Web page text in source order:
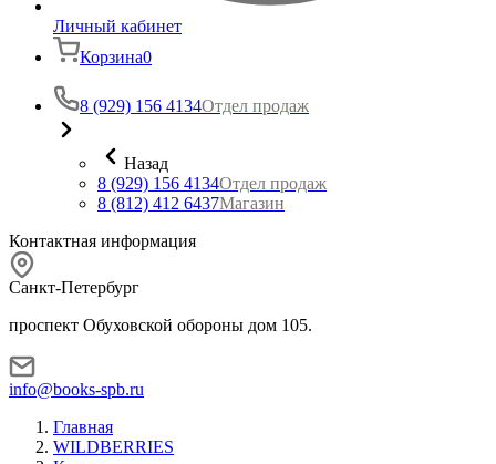
Личный кабинет
Корзина0
8 (929) 156 4134Отдел продаж
Назад
8 (929) 156 4134Отдел продаж
8 (812) 412 6437Магазин
Контактная информация
Санкт-Петербург
проспект Обуховской обороны дом 105.
info@books-spb.ru
Главная
WILDBERRIES